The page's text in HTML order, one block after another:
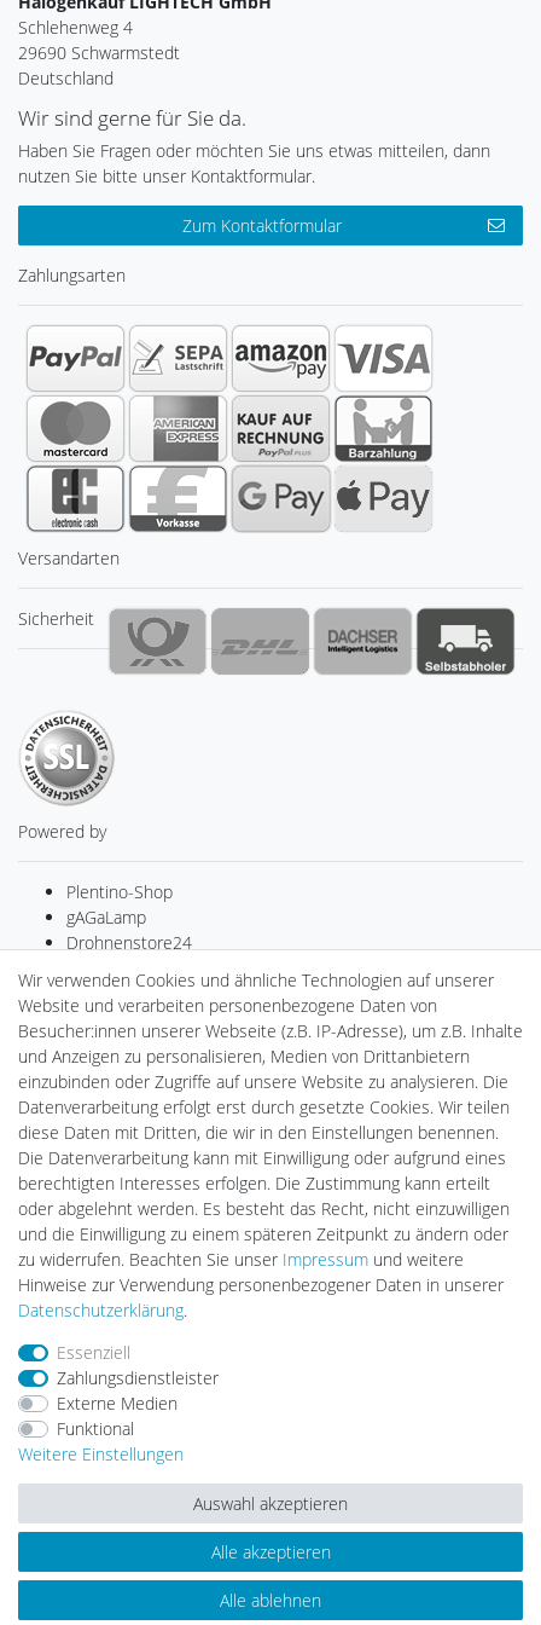
Schlehenweg 4
29690 Schwarmstedt
Deutschland
Wir sind gerne für Sie da.
Haben Sie Fragen oder möchten Sie uns etwas mitteilen, dann
nutzen Sie bitte unser Kontaktformular.
Zum Kontaktformular
Zahlungsarten
Versandarten
Sicherheit
Powered by
Plentino-Shop
gAGaLamp
Drohnenstore24
Batteriespeicher
PlentiSolar
Gebrauchtlicht
Ledkauf
DEYESOLAR
Lightech Connect
CardanLight Europe
FORTIMO LEDs
LED-RETROSHOP
Wallbox24
Impressum
Barrierefreiheitserklärung
Vertrag widerrufen
© Copyright 2026 | Alle Rechte vorbehalten.
Wir verwenden Cookies und ähnliche Technologien auf unserer
Website und verarbeiten personenbezogene Daten von
Besucher:innen unserer Webseite (z.B. IP-Adresse), um z.B. Inhalte
und Anzeigen zu personalisieren, Medien von Drittanbietern
einzubinden oder Zugriffe auf unsere Website zu analysieren. Die
Datenverarbeitung erfolgt erst durch gesetzte Cookies. Wir teilen
diese Daten mit Dritten, die wir in den Einstellungen benennen.
Die Datenverarbeitung kann mit Einwilligung oder aufgrund eines
berechtigten Interesses erfolgen. Die Zustimmung kann erteilt
oder abgelehnt werden. Es besteht das Recht, nicht einzuwilligen
und die Einwilligung zu einem späteren Zeitpunkt zu ändern oder
zu widerrufen. Beachten Sie unser Impressum und weitere
Hinweise zur Verwendung personenbezogener Daten in unserer
Daten­schutz­erklärung.
Essenziell
Zahlungsdienstleister
Externe Medien
Funktional
Weitere Einstellungen
Alle akzeptieren
Alle ablehnen
Auswahl akzeptieren